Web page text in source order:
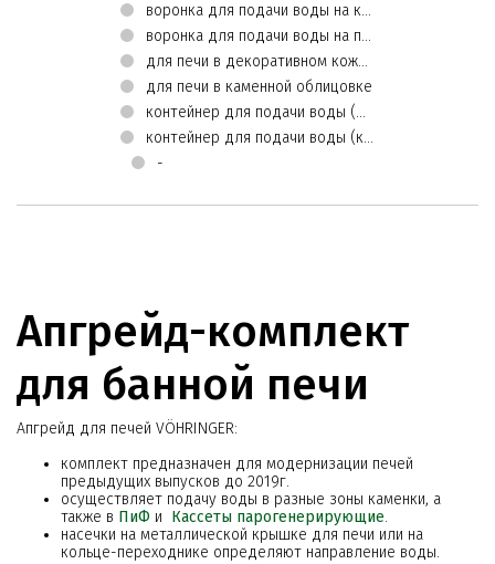
воронка для подачи воды на кассету парогенерирующую
воронка для подачи воды на пиф
для печи в декоративном кожухе
для печи в каменной облицовке
контейнер для подачи воды (декоративный кожух)
контейнер для подачи воды (каменная облицовка)
-
Апгрейд-комплект
для банной печи
Апгрейд для печей VÖHRINGER:
комплект предназначен для модернизации печей
предыдущих выпусков до 2019г.
осуществляет подачу воды в разные зоны каменки, а
также в ПиФ и Кассеты парогенерирующие.
насечки на металлической крышке для печи или на
кольце-переходнике определяют направление воды.